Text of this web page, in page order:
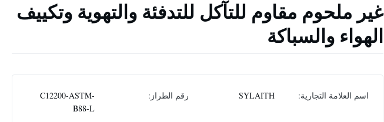
غير ملحوم مقاوم للتآكل للتدفئة والتهوية وتكييف
الهواء والسباكة
اسم العلامة التجارية: SYLAITH رقم الطراز:
C12200-ASTM-
B88-L